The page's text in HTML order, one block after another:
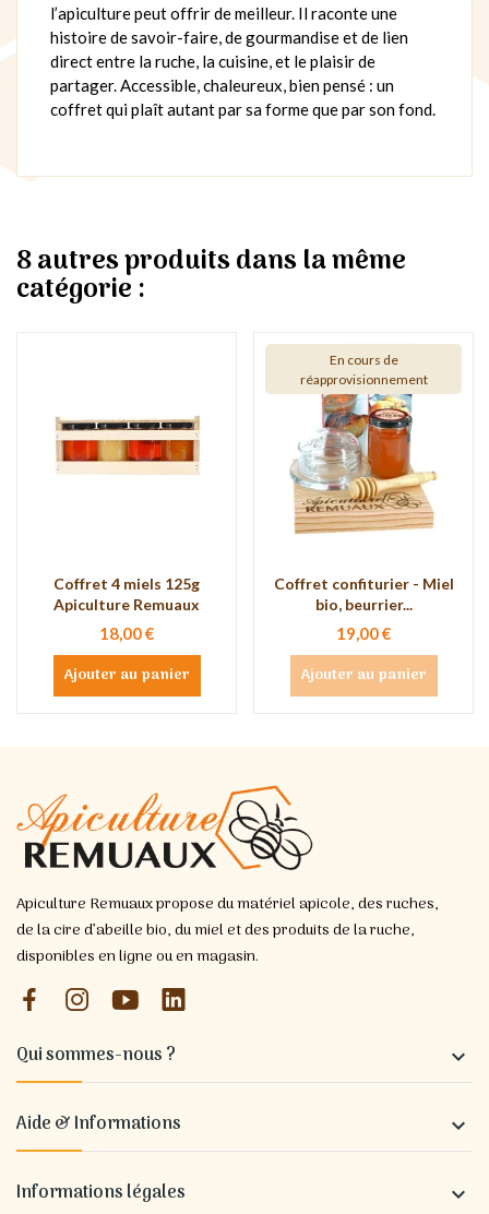
l’apiculture peut offrir de meilleur. Il raconte une
histoire de savoir-faire, de gourmandise et de lien
direct entre la ruche, la cuisine, et le plaisir de
partager. Accessible, chaleureux, bien pensé : un
coffret qui plaît autant par sa forme que par son fond.
8 autres produits dans la même
catégorie :
Coffret 4 miels 125g
Apiculture Remuaux
18,00 €
Ajouter au panier
En cours de
réapprovisionnement
Coffret confiturier - Miel
bio, beurrier...
19,00 €
Ajouter au panier
Apiculture Remuaux propose du matériel apicole, des ruches,
de la cire d’abeille bio, du miel et des produits de la ruche,
disponibles en ligne ou en magasin.
Qui sommes-nous ? 
Aide & Informations 
Informations légales 